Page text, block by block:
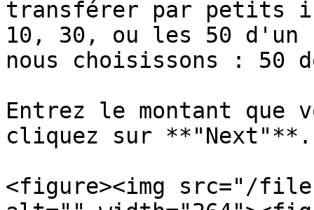
transférer par petits
10, 30, ou les 50 d'un
nous choisissons : 50
Entrez le montant que
cliquez sur **"Next"**.
<figure><img src="/